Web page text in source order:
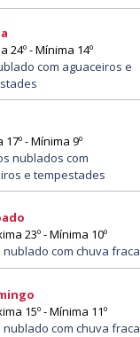
24º - Mínima 14º
com aguaceiros e
- Mínima 9º
nublados com
e tempestades
23º - Mínima 10º
nublado com chuva fraca
15º - Mínima 11º
nublado com chuva fraca